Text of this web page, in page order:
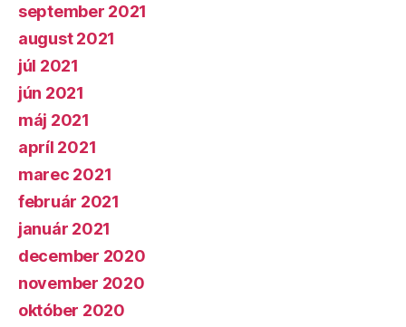
september 2021
august 2021
júl 2021
jún 2021
máj 2021
apríl 2021
marec 2021
február 2021
január 2021
december 2020
november 2020
október 2020